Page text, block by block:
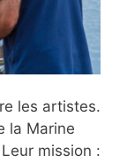
les artistes.
la Marine
mission :